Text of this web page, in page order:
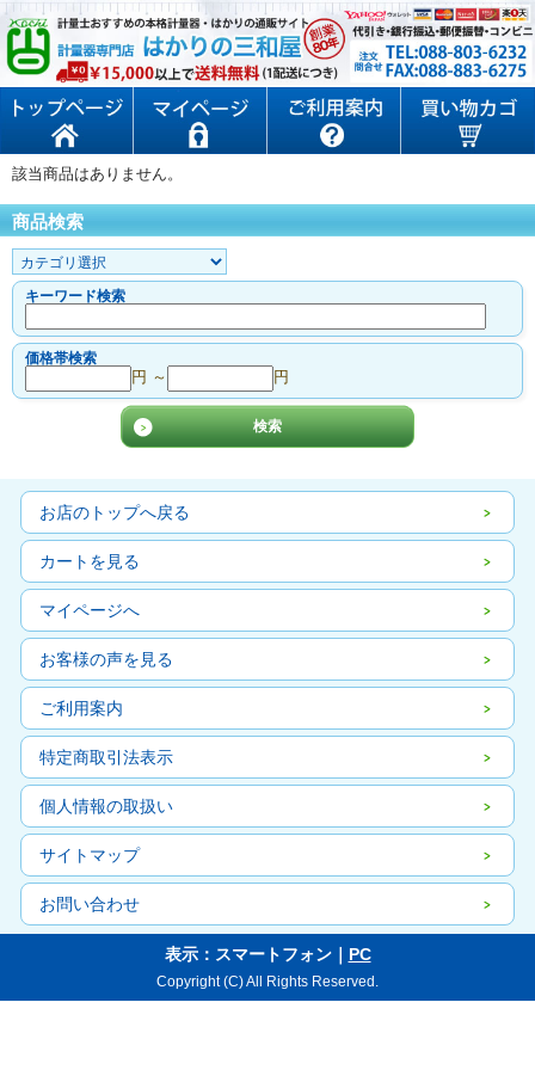
該当商品はありません。
商品検索
キーワード検索
価格帯検索
円 ～ 円
お店のトップへ戻る
カートを見る
マイページへ
お客様の声を見る
ご利用案内
特定商取引法表示
個人情報の取扱い
サイトマップ
お問い合わせ
表示：スマートフォン｜ PC
Copyright (C) All Rights Reserved.